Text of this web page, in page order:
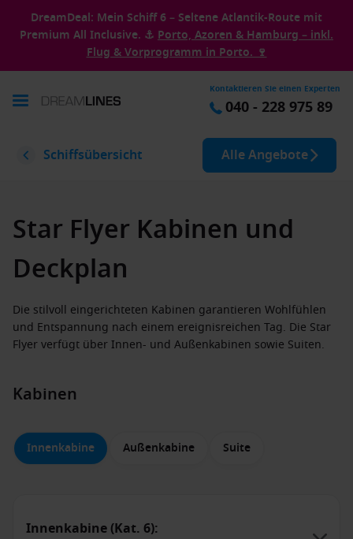
DreamDeal: Mein Schiff 6 – Seltene Atlantik-Route mit
Premium All Inclusive. ⚓ Porto, Azoren & Hamburg – inkl.
Flug & Vorprogramm in Porto. 🍷
Kontaktieren Sie einen Experten
040 - 228 975 89
Schiffsübersicht Alle Angebote
Star Flyer Kabinen und
Deckplan
Die stilvoll eingerichteten Kabinen garantieren Wohlfühlen
und Entspannung nach einem ereignisreichen Tag. Die Star
Flyer verfügt über Innen- und Außenkabinen sowie Suiten.
Kabinen
Innenkabine Außenkabine Suite
Innenkabine (Kat. 6):